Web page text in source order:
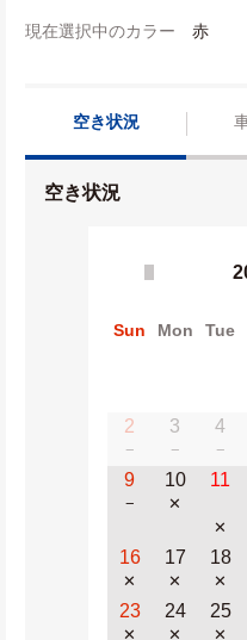
現在選択中のカラー 赤
空き状況
空き状況
Sun Mon Tue
2
−
3
−
4
−
9
−
10
✕
11
✕
16
✕
17
✕
18
✕
23
✕
24
✕
25
✕